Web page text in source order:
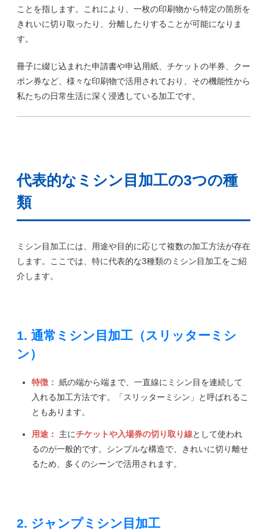
ことを指します。これにより、一枚の印刷物から特定の箇所を
きれいに切り取ったり、分離したりすることが可能になりま
す。
冊子に綴じ込まれた申請書や申込用紙、チケットの半券、クー
ポン券など、様々な印刷物で活用されており、その機能性から
私たちの日常生活に深く浸透している加工です。
代表的なミシン目加工の3つの種
類
ミシン目加工には、用途や目的に応じて複数の加工方法が存在
します。ここでは、特に代表的な3種類のミシン目加工をご紹
介します。
1. 通常ミシン目加工（スリッターミシ
ン）
特徴： 紙の端から端まで、一直線にミシン目を連続して
入れる加工方法です。「スリッターミシン」と呼ばれるこ
ともあります。
用途： 主にチケットや入場券の切り取り線として使われ
るのが一般的です。シンプルな構造で、きれいに切り離せ
るため、多くのシーンで活用されます。
2. ジャンプミシン目加工